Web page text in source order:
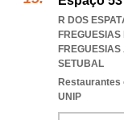
R DOS
SETUBAL
Restaurantes
UNIP